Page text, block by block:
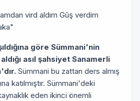
vird aldım Gûş verdim
göre Sümmani'nin
asıl şahsiyet Sanamerli
Sümmani bu zattan ders almış
katılmıştır. Sümmani'deki
eden ikinci önemli